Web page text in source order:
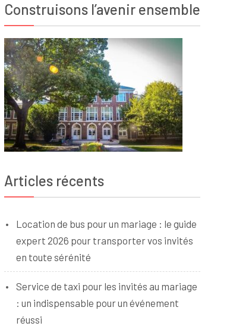
Construisons l’avenir ensemble
Articles récents
Location de bus pour un mariage : le guide
expert 2026 pour transporter vos invités
en toute sérénité
Service de taxi pour les invités au mariage
: un indispensable pour un événement
réussi